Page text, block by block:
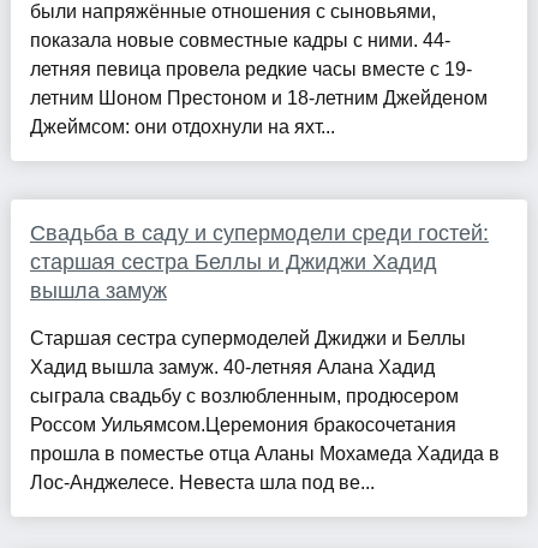
были напряжённые отношения с сыновьями,
показала новые совместные кадры с ними. 44-
летняя певица провела редкие часы вместе с 19-
летним Шоном Престоном и 18-летним Джейденом
Джеймсом: они отдохнули на яхт...
Свадьба в саду и супермодели среди гостей:
старшая сестра Беллы и Джиджи Хадид
вышла замуж
Старшая сестра супермоделей Джиджи и Беллы
Хадид вышла замуж. 40-летняя Алана Хадид
сыграла свадьбу с возлюбленным, продюсером
Россом Уильямсом.Церемония бракосочетания
прошла в поместье отца Аланы Мохамеда Хадида в
Лос-Анджелесе. Невеста шла под ве...